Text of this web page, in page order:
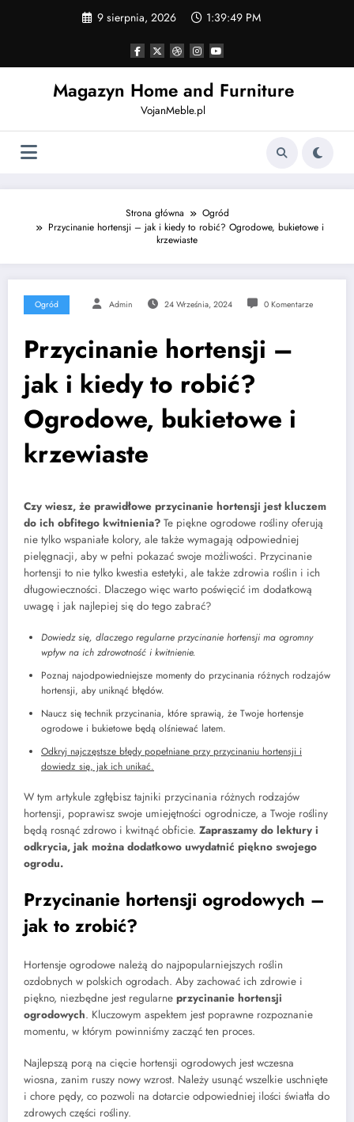
9 sierpnia, 2026 1:39:50 PM
Magazyn Home and Furniture
VojanMeble.pl
Strona główna
Ogród
Przycinanie hortensji – jak i kiedy to robić? Ogrodowe, bukietowe i
krzewiaste
Ogród Admin 24 Września, 2024 0 Komentarze
Przycinanie hortensji –
jak i kiedy to robić?
Ogrodowe, bukietowe i
krzewiaste
Czy wiesz, że prawidłowe przycinanie hortensji jest kluczem
do ich obfitego kwitnienia? Te piękne ogrodowe rośliny oferują
nie tylko wspaniałe kolory, ale także wymagają odpowiedniej
pielęgnacji, aby w pełni pokazać swoje możliwości. Przycinanie
hortensji to nie tylko kwestia estetyki, ale także zdrowia roślin i ich
długowieczności. Dlaczego więc warto poświęcić im dodatkową
uwagę i jak najlepiej się do tego zabrać?
Dowiedz się, dlaczego regularne przycinanie hortensji ma ogromny
wpływ na ich zdrowotność i kwitnienie.
Poznaj najodpowiedniejsze momenty do przycinania różnych rodzajów
hortensji, aby uniknąć błędów.
Naucz się technik przycinania, które sprawią, że Twoje hortensje
ogrodowe i bukietowe będą olśniewać latem.
Odkryj najczęstsze błędy popełniane przy przycinaniu hortensji i
dowiedz się, jak ich unikać.
W tym artykule zgłębisz tajniki przycinania różnych rodzajów
hortensji, poprawisz swoje umiejętności ogrodnicze, a Twoje rośliny
będą rosnąć zdrowo i kwitnąć obficie. Zapraszamy do lektury i
odkrycia, jak można dodatkowo uwydatnić piękno swojego
ogrodu.
Przycinanie hortensji ogrodowych –
jak to zrobić?
Hortensje ogrodowe należą do najpopularniejszych roślin
ozdobnych w polskich ogrodach. Aby zachować ich zdrowie i
piękno, niezbędne jest regularne przycinanie hortensji
ogrodowych. Kluczowym aspektem jest poprawne rozpoznanie
momentu, w którym powinniśmy zacząć ten proces.
Najlepszą porą na cięcie hortensji ogrodowych jest wczesna
wiosna, zanim ruszy nowy wzrost. Należy usunąć wszelkie uschnięte
i chore pędy, co pozwoli na dotarcie odpowiedniej ilości światła do
zdrowych części rośliny.